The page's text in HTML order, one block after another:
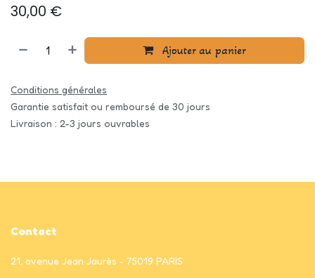
30,00 €
Ajouter au panier
Conditions générales
Garantie satisfait ou remboursé de 30 jours
Livraison : 2-3 jours ouvrables
Contact
21, avenue Jean Jaurès - 75019 PARIS